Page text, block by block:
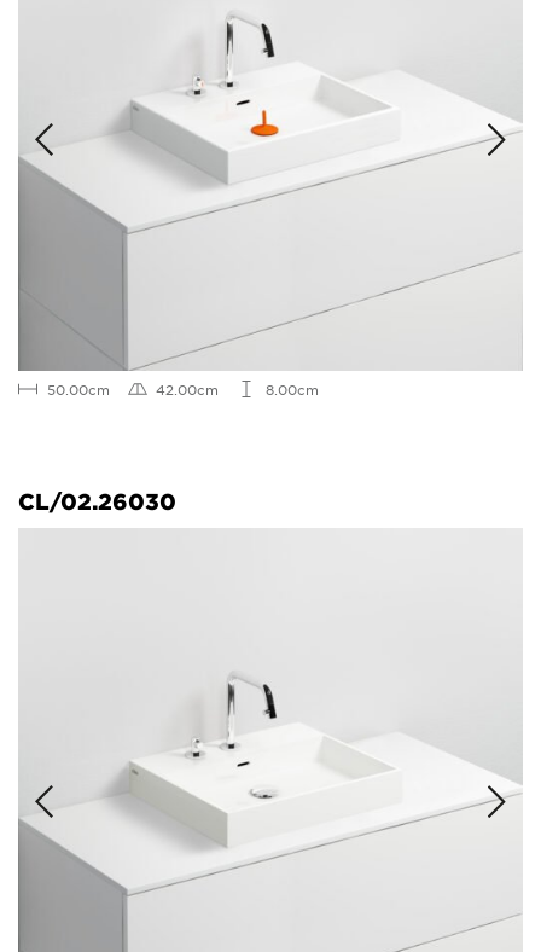
50.00cm 42.00cm 8.00cm
CL/02.26030